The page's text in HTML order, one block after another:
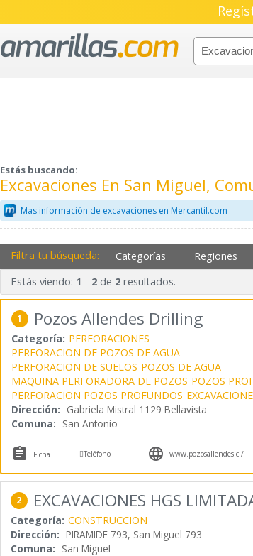
Estás buscando:
Excavaciones En San Miguel,
Mas información de excavaciones en Mercantil.com
Filtra tu búsqueda: Categorías Regiones
Estás viendo: 1 - 2de 2resultados.
1 Pozos Allendes Drilling
Categoría: PERFORACIONES
PERFORACION DE POZOS DE AGUA
PERFORACION DE SUELOS POZOS DE AGUA
MAQUINA PERFORADORA DE POZOS POZOS
PERFORACION POZOS PROFUNDOS
Dirección: Gabriela Mistral 1129 Bellavista
Comuna: San Antonio
 Ficha Teléfono  www.pozosallendes.cl/
2 EXCAVACIONES HGS
Categoría: CONSTRUCCION
Dirección: PIRAMIDE 793, San Miguel 793
Comuna: San Miguel